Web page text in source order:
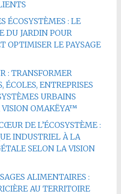
ÉCOSYSTÈMES : LE
DU JARDIN POUR
OPTIMISER LE PAYSAGE
: TRANSFORMER
ÉCOLES, ENTREPRISES
URBAINS
VISION OMAKËYA™
DE L’ÉCOSYSTÈME :
INDUSTRIEL À LA
SELON LA VISION
ALIMENTAIRES :
AU TERRITOIRE